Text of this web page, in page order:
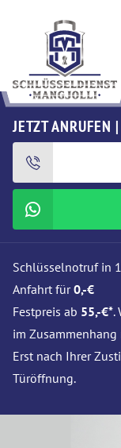
JETZT ANRUFEN
Schlüsselnotruf in
Anfahrt für0,-€
Festpreis ab 55,-€*.
im
Erst nach Ihrer
Türöffnung.